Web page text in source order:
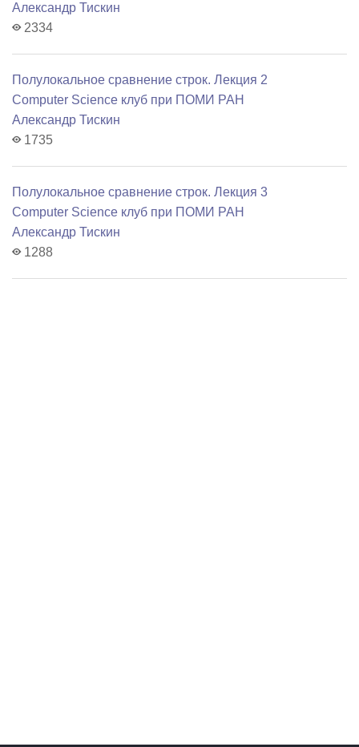
Александр Тискин
2334
Полулокальное сравнение строк. Лекция 2
Computer Science клуб при ПОМИ РАН
Александр Тискин
1735
Полулокальное сравнение строк. Лекция 3
Computer Science клуб при ПОМИ РАН
Александр Тискин
1288